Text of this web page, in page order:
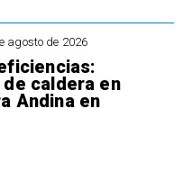
agosto de 2026
de caldera en
Andina en